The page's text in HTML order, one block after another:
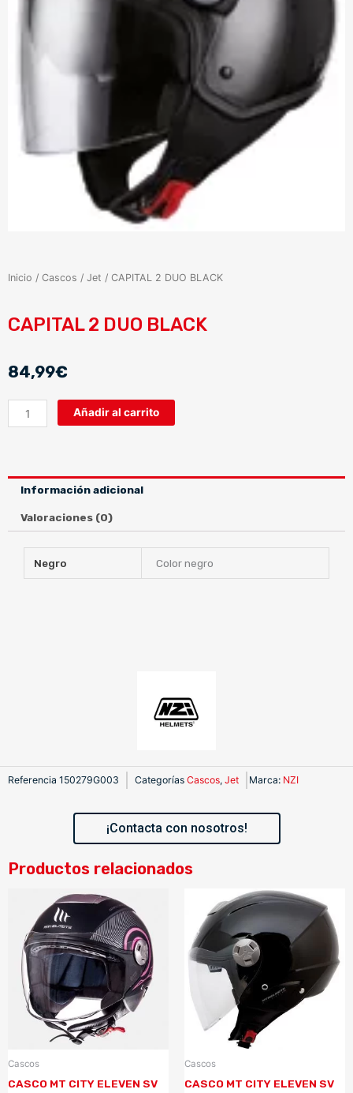
Inicio / Cascos / Jet / CAPITAL 2 DUO BLACK
CAPITAL 2 DUO BLACK
84,99€
CAPITAL
2
cantidad
Añadir al carrito
Información adicional
Valoraciones (0)
Negro Color negro
Referencia 150279G003 Categorías Cascos, Jet Marca: NZI
¡Contacta con nosotros!
Productos relacionados
Cascos
CASCO MT CITY ELEVEN SV
Cascos
CASCO MT CITY ELEVEN SV